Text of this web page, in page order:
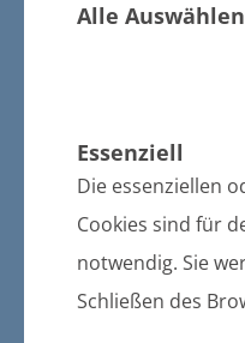
Alle Auswählen
Essenziell
Die essenziellen
Cookies sind für
notwendig. Sie
Schließen des
Erhebung von
der Beiträge und
und
weitere
22.09.2015